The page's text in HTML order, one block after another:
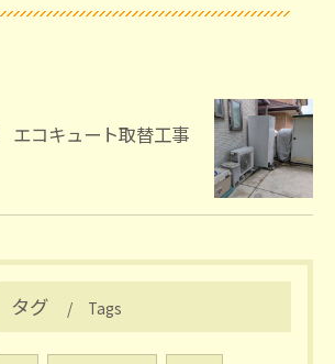
コキュート取替工事
タグ Tags